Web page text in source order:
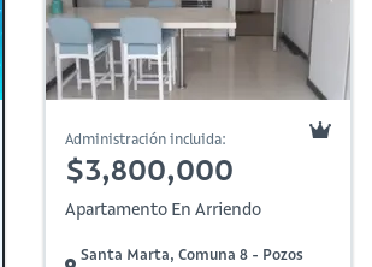
Administración incluida:
$3,800,000
Apartamento En Arriendo
Santa Marta, Comuna 8 - Pozos